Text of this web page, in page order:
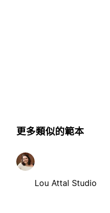
更多類似的範本
Lou Attal Studio